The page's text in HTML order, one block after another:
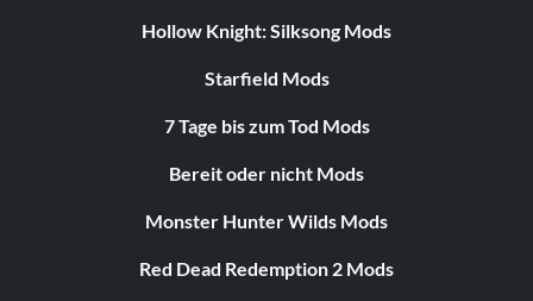
Hollow Knight: Silksong Mods
Starfield Mods
7 Tage bis zum Tod Mods
Bereit oder nicht Mods
Monster Hunter Wilds Mods
Red Dead Redemption 2 Mods